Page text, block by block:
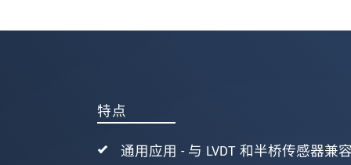
特点
通用应用 - 与 LVDT 和半桥传感器兼